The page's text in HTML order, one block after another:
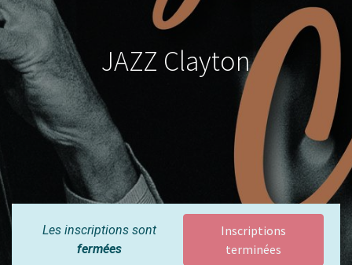
JAZZ Clayton
Les inscriptions sont
fermées
Inscriptions
terminées